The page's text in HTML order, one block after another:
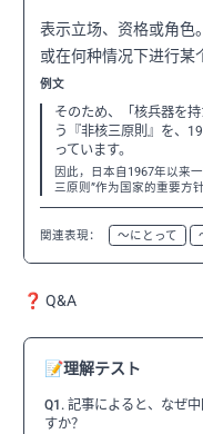
表示立场、资格或角色
或在何种情况下进行某
例文
そのため、「核兵器を
う『非核三原則』を、
っています。
因此，日本自1967年以来
三原则”作为国家的重要方针
関連表現： 〜にとって
❓ Q&A
📝理解テスト
Q1. 記事によると、なぜ
すか？